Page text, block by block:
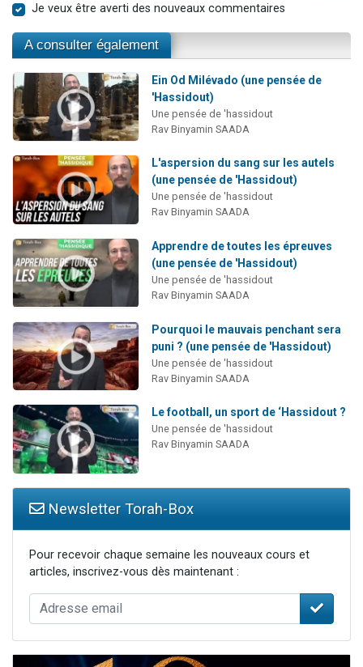
Je veux être averti des nouveaux commentaires
A consulter également
Ein Od Milévado (une pensée de
'Hassidout)
Une pensée de 'hassidout
Rav Binyamin SAADA
L'aspersion du sang sur les autels
(une pensée de 'Hassidout)
Une pensée de 'hassidout
Rav Binyamin SAADA
Apprendre de toutes les épreuves
(une pensée de 'Hassidout)
Une pensée de 'hassidout
Rav Binyamin SAADA
Pourquoi le mauvais penchant sera
puni ? (une pensée de 'Hassidout)
Une pensée de 'hassidout
Rav Binyamin SAADA
Le football, un sport de ‘Hassidout ?
Une pensée de 'hassidout
Rav Binyamin SAADA
Newsletter Torah-Box
Pour recevoir chaque semaine les nouveaux cours et
articles, inscrivez-vous dès maintenant :